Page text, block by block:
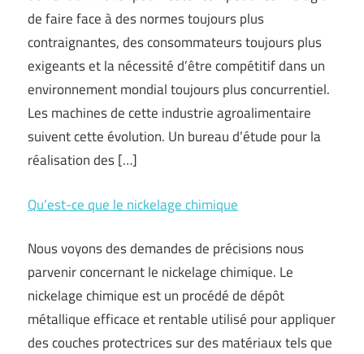
de faire face à des normes toujours plus
contraignantes, des consommateurs toujours plus
exigeants et la nécessité d’être compétitif dans un
environnement mondial toujours plus concurrentiel.
Les machines de cette industrie agroalimentaire
suivent cette évolution. Un bureau d’étude pour la
réalisation des […]
Qu’est-ce que le nickelage chimique
Nous voyons des demandes de précisions nous
parvenir concernant le nickelage chimique. Le
nickelage chimique est un procédé de dépôt
métallique efficace et rentable utilisé pour appliquer
des couches protectrices sur des matériaux tels que